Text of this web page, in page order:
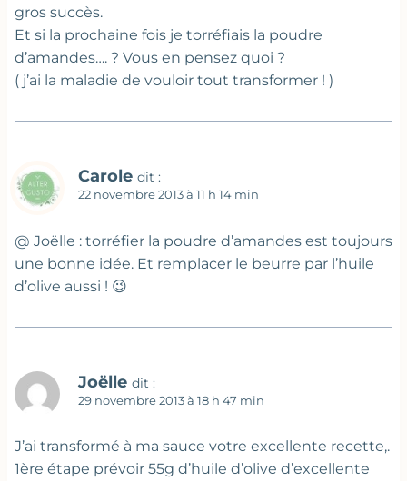
gros succès.
Et si la prochaine fois je torréfiais la poudre
d’amandes…. ? Vous en pensez quoi ?
( j’ai la maladie de vouloir tout transformer ! )
Carole dit :
22 novembre 2013 à 11 h 14 min
@ Joëlle : torréfier la poudre d’amandes est toujours
une bonne idée. Et remplacer le beurre par l’huile
d’olive aussi ! 😉
Joëlle dit :
29 novembre 2013 à 18 h 47 min
J’ai transformé à ma sauce votre excellente recette,.
1ère étape prévoir 55g d’huile d’olive d’excellente